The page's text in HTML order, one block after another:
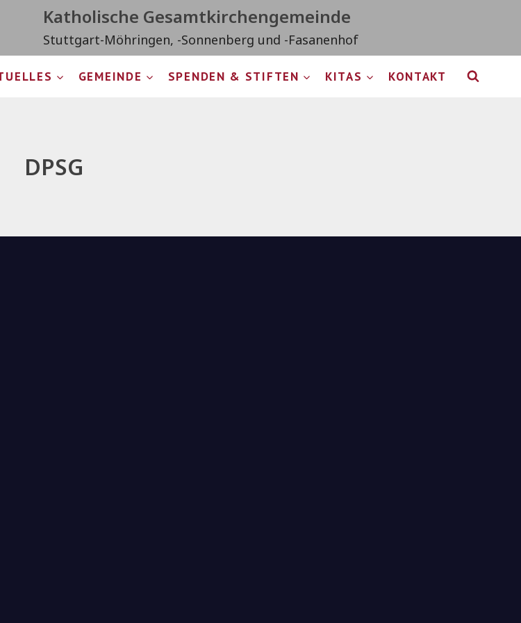
Katholische Gesamtkirchengemeinde
Stuttgart-Möhringen, -Sonnenberg und -Fasanenhof
GEMEINDE SPENDEN & STIFTEN KITAS KONTAKT
DPSG